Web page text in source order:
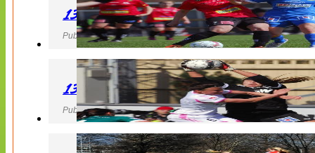
130427 LB 07 – QBIK
Publicerad 27 April 2013, 22:40
130427 IF Limhamn Bunkeflo – QBIK
Publicerad 27 April 2013, 21:10